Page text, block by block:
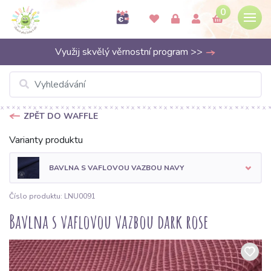
0
Využij skvělý věrnostní program >>
ZPĚT DO WAFFLE
Varianty produktu
BAVLNA S VAFLOVOU VAZBOU NAVY
Číslo produktu: LNU0091
Bavlna s vaflovou vazbou dark rose